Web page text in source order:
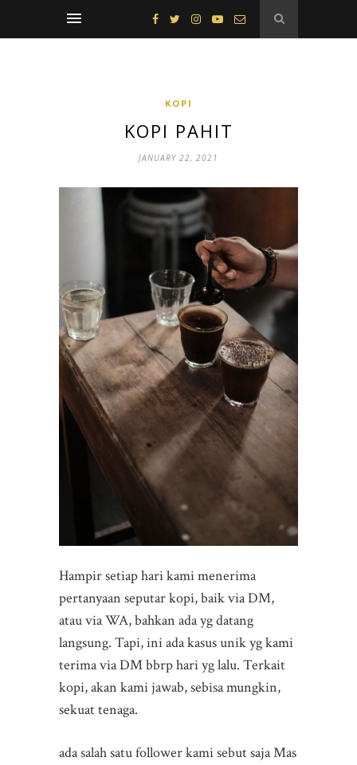
KOPI
KOPI PAHIT
JANUARY 22, 2021
Hampir setiap hari kami menerima
pertanyaan seputar kopi, baik via DM,
atau via WA, bahkan ada yg datang
langsung. Tapi, ini ada kasus unik yg kami
terima via DM bbrp hari yg lalu. Terkait
kopi, akan kami jawab, sebisa mungkin,
sekuat tenaga.
ada salah satu follower kami sebut saja Mas